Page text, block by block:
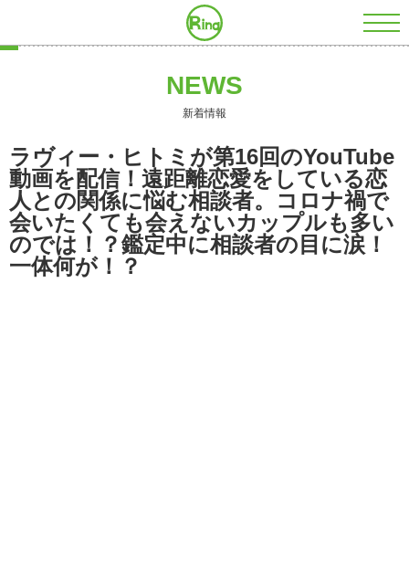
NEWS
新着情報
ラヴィー・ヒトミが第16回のYouTube
動画を配信！遠距離恋愛をしている恋
人との関係に悩む相談者。コロナ禍で
会いたくても会えないカップルも多い
のでは！？鑑定中に相談者の目に涙！
一体何が！？